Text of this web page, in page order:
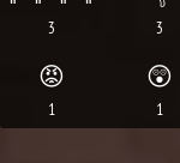
3 3
😡
1
😲
1